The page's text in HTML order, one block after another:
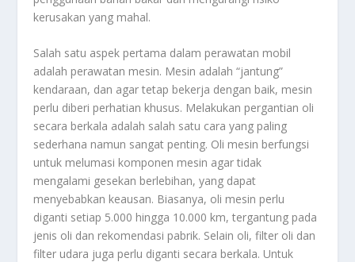
kerusakan yang mahal.
Salah satu aspek pertama dalam perawatan mobil
adalah perawatan mesin. Mesin adalah “jantung”
kendaraan, dan agar tetap bekerja dengan baik, mesin
perlu diberi perhatian khusus. Melakukan pergantian oli
secara berkala adalah salah satu cara yang paling
sederhana namun sangat penting. Oli mesin berfungsi
untuk melumasi komponen mesin agar tidak
mengalami gesekan berlebihan, yang dapat
menyebabkan keausan. Biasanya, oli mesin perlu
diganti setiap 5.000 hingga 10.000 km, tergantung pada
jenis oli dan rekomendasi pabrik. Selain oli, filter oli dan
filter udara juga perlu diganti secara berkala. Untuk